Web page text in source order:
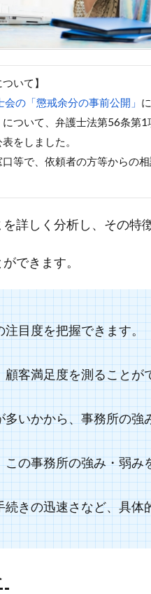
いて】
の「懲戒余分の事前公開」
ついて、弁護士法第56条第
をしました。
等で、依頼者の方等からの
を詳しく分析し、その特
できます。
目度を把握できます。
客満足度を測ることが
いかから、事務所の強
の事務所の強み・弱み
きの迅速さなど、具体